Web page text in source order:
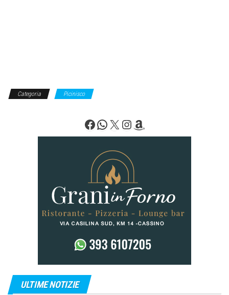
Categoria Picinisco
Facebook
WhatsApp
X Instagram
Amazon
ULTIME NOTIZIE